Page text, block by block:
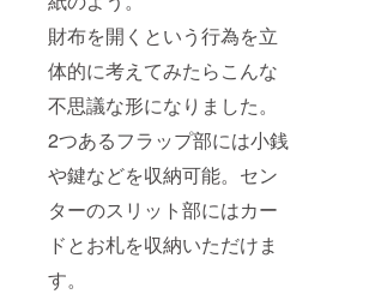
財布を開くという行為を立
体的に考えてみたらこんな
不思議な形になりました。
2つあるフラップ部には小銭
や鍵などを収納可能。セン
ターのスリット部にはカー
ドとお札を収納いただけま
す。